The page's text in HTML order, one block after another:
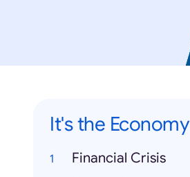
It's the Economy
Financial Crisis